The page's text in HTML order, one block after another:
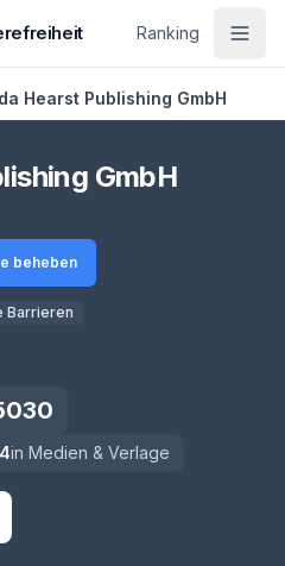
Ranking
Hearst Publishing GmbH
GmbH
beheben
Barrieren
in Medien & Verlage